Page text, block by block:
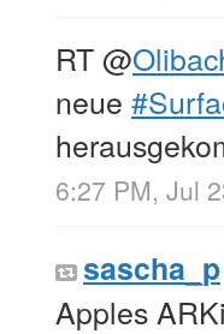
RT@
neue
6:27 PM, Jul
sascha_p
Apples